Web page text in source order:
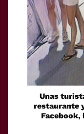
Unas
restaurante